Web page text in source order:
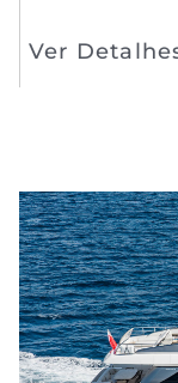
Ver